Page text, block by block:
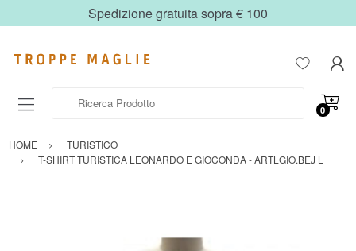
Spedizione gratuita sopra € 100
0
HOME
TURISTICO
T-SHIRT TURISTICA LEONARDO E GIOCONDA - ARTLGIO.BEJ L